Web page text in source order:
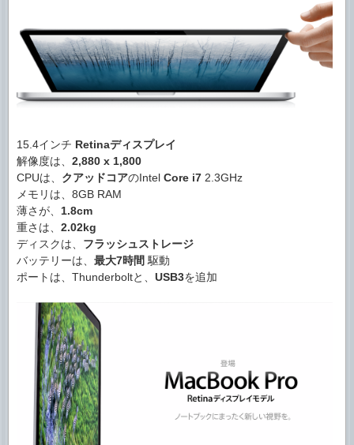
15.4インチ Retinaディスプレイ
解像度は、 2,880 x 1,800
CPUは、 クアッドコアのIntel Core i7 2.3GHz
メモリは、8GB RAM
薄さが、 1.8cm
重さは、 2.02kg
ディスクは、 フラッシュストレージ
バッテリーは、 最大7時間 駆動
ポートは、Thunderboltと、 USB3を追加